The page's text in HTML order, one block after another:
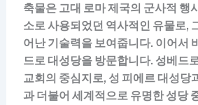
축물은 고대 로마 제국의 군사적 행
소로 사용되었던 역사적인 유물로,
어난 기술력을 보여줍니다. 이어서
드로 대성당을 방문합니다. 성베드
교회의 중심지로, 성 피에르 대성당
과 더불어 세계적으로 유명한 성당